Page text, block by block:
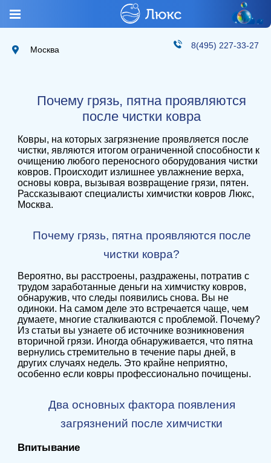
Москва 8(495) 227-33-27
Почему грязь, пятна проявляются
после чистки ковра
Ковры, на которых загрязнение проявляется после
чистки, являются итогом ограниченной способности к
очищению любого переносного оборудования чистки
ковров. Происходит излишнее увлажнение верха,
основы ковра, вызывая возвращение грязи, пятен.
Рассказывают специалисты химчистки ковров Люкс,
Москва.
Почему грязь, пятна проявляются после
чистки ковра?
Вероятно, вы расстроены, раздражены, потратив с
трудом заработанные деньги на химчистку ковров,
обнаружив, что следы появились снова. Вы не
одиноки. На самом деле это встречается чаще, чем
думаете, многие сталкиваются с проблемой. Почему?
Из статьи вы узнаете об источнике возникновения
вторичной грязи. Иногда обнаруживается, что пятна
вернулись стремительно в течение пары дней, в
других случаях недель. Это крайне неприятно,
особенно если ковры профессионально почищены.
Два основных фактора появления
загрязнений после химчистки
Впитывание